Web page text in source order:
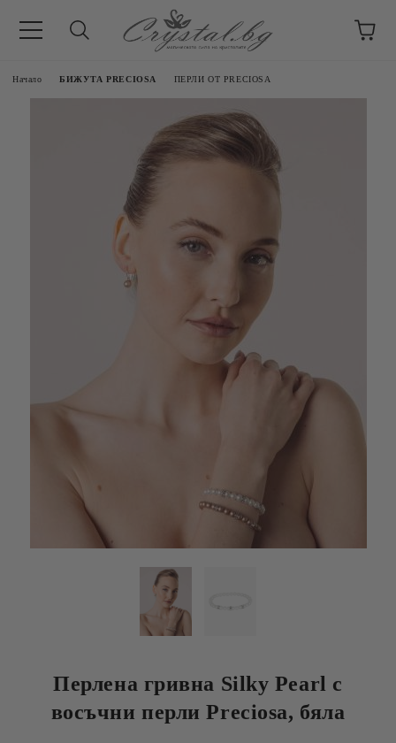
Начало БИЖУТА PRECIOSA ПЕРЛИ ОТ PRECIOSA
Перлена гривна Silky Pearl с
восъчни перли Preciosa, бяла